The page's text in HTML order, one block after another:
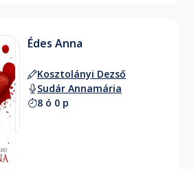
Édes Anna
Kosztolányi Dezső
Sudár Annamária
8 ó 0 p